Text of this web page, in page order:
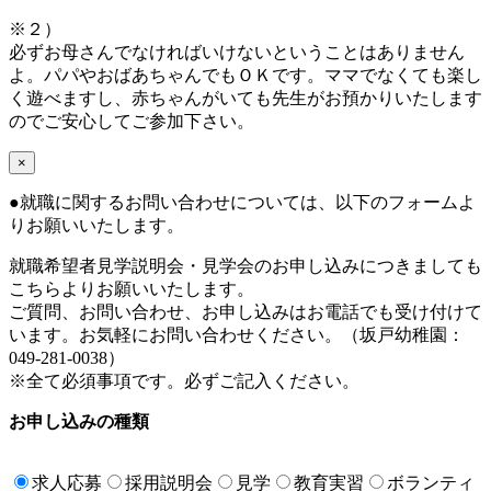
※２）
必ずお母さんでなければいけないということはありません
よ。パパやおばあちゃんでもＯＫです。ママでなくても楽し
く遊べますし、赤ちゃんがいても先生がお預かりいたします
のでご安心してご参加下さい。
×
●就職に関するお問い合わせについては、以下のフォームよ
りお願いいたします。
就職希望者見学説明会・見学会のお申し込みにつきましても
こちらよりお願いいたします。
ご質問、お問い合わせ、お申し込みはお電話でも受け付けて
います。お気軽にお問い合わせください。（坂戸幼稚園：
049-281-0038）
※全て必須事項です。必ずご記入ください。
お申し込みの種類
求人応募 採用説明会 見学 教育実習 ボランティ